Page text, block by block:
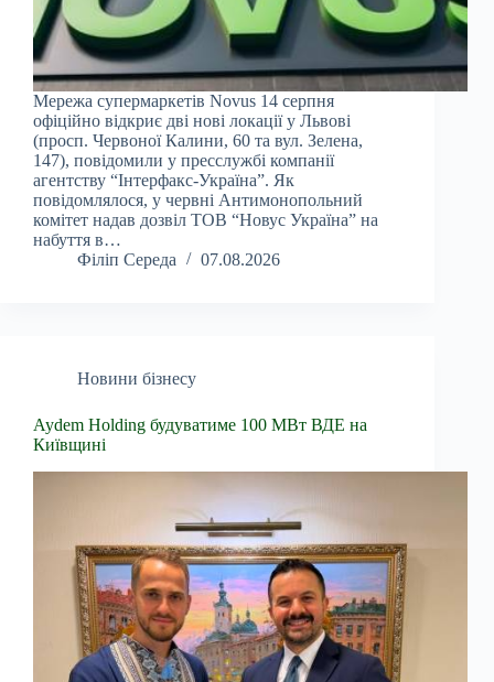
Мережа супермаркетів Novus 14 серпня
офіційно відкриє дві нові локації у Львові
(просп. Червоної Калини, 60 та вул. Зелена,
147), повідомили у пресслужбі компанії
агентству “Інтерфакс-Україна”. Як
повідомлялося, у червні Антимонопольний
комітет надав дозвіл ТОВ “Новус Україна” на
набуття в…
Філіп Середа
07.08.2026
Новини бізнесу
Aydem Holding будуватиме 100 МВт ВДЕ на
Київщині